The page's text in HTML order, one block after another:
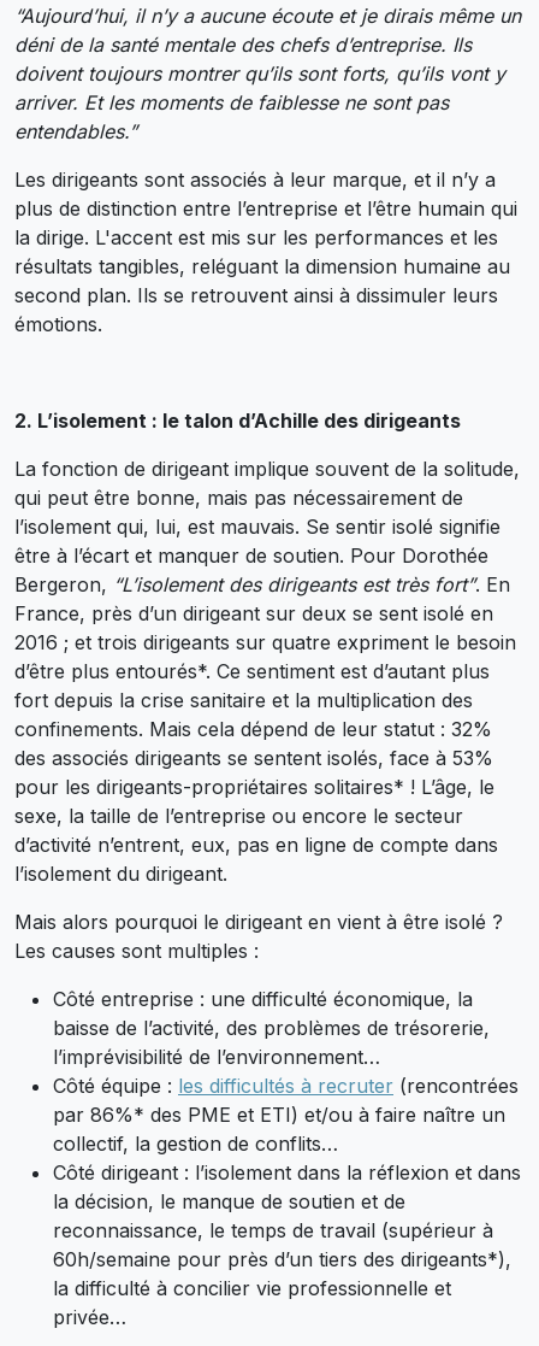
“Aujourd’hui, il n’y a aucune écoute et je dirais même un
déni de la santé mentale des chefs d’entreprise. Ils
doivent toujours montrer qu’ils sont forts, qu’ils vont y
arriver. Et les moments de faiblesse ne sont pas
entendables.”
Les dirigeants sont associés à leur marque, et il n’y a
plus de distinction entre l’entreprise et l’être humain qui
la dirige. L'accent est mis sur les performances et les
résultats tangibles, reléguant la dimension humaine au
second plan. Ils se retrouvent ainsi à dissimuler leurs
émotions.
2. L’isolement : le talon d’Achille des dirigeants
La fonction de dirigeant implique souvent de la solitude,
qui peut être bonne, mais pas nécessairement de
l’isolement qui, lui, est mauvais. Se sentir isolé signifie
être à l’écart et manquer de soutien. Pour Dorothée
Bergeron, “L’isolement des dirigeants est très fort”. En
France, près d’un dirigeant sur deux se sent isolé en
2016 ; et trois dirigeants sur quatre expriment le besoin
d’être plus entourés*. Ce sentiment est d’autant plus
fort depuis la crise sanitaire et la multiplication des
confinements. Mais cela dépend de leur statut : 32%
des associés dirigeants se sentent isolés, face à 53%
pour les dirigeants-propriétaires solitaires* ! L’âge, le
sexe, la taille de l’entreprise ou encore le secteur
d’activité n’entrent, eux, pas en ligne de compte dans
l’isolement du dirigeant.
Mais alors pourquoi le dirigeant en vient à être isolé ?
Les causes sont multiples :
Côté entreprise : une difficulté économique, la
baisse de l’activité, des problèmes de trésorerie,
l’imprévisibilité de l’environnement…
Côté équipe : les difficultés à recruter (rencontrées
par 86%* des PME et ETI) et/ou à faire naître un
collectif, la gestion de conflits…
Côté dirigeant : l’isolement dans la réflexion et dans
la décision, le manque de soutien et de
reconnaissance, le temps de travail (supérieur à
60h/semaine pour près d’un tiers des dirigeants*),
la difficulté à concilier vie professionnelle et
privée…